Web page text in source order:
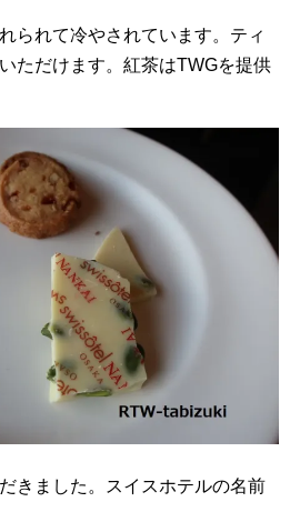
られて冷やされています。ティ
ただけます。紅茶はTWGを提供
きました。スイスホテルの名前